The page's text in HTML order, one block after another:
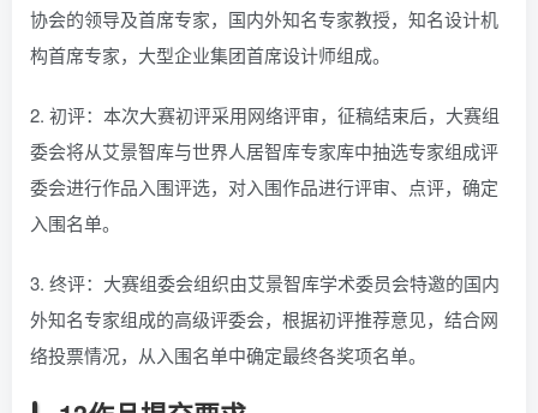
协会的领导及首席专家，国内外知名专家教授，知名设计机
构首席专家，大型企业集团首席设计师组成。
2. 初评：本次大赛初评采用网络评审，征稿结束后，大赛组
委会将从艾景智库与世界人居智库专家库中抽选专家组成评
委会进行作品入围评选，对入围作品进行评审、点评，确定
入围名单。
3. 终评：大赛组委会组织由艾景智库学术委员会特邀的国内
外知名专家组成的高级评委会，根据初评推荐意见，结合网
络投票情况，从入围名单中确定最终各奖项名单。